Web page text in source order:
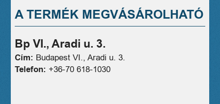
A TERMÉK MEGVÁSÁROLHATÓ
Bp VI., Aradi u. 3.
Cím: Budapest VI., Aradi u. 3.
Telefon: +36-70 618-1030